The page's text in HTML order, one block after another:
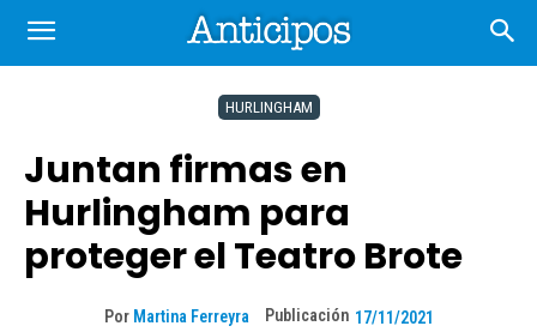
HURLINGHAM
Juntan firmas en
Hurlingham para
proteger el Teatro Brote
Por Martina Ferreyra Publicación 17/11/2021